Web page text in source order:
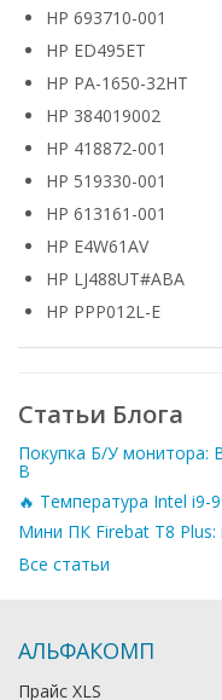
HP 693710-001
HP ED495ET
HP PA-1650-32HT
HP 384019002
HP 418872-001
HP 519330-001
HP 613161-001
HP E4W61AV
HP LJ488UT#ABA
HP PPP012L-E
Статьи Блога
Покупка Б/У монитора:
B
🔥 Температура Intel i9-
Мини ПК Firebat T8
Все статьи
АЛЬФАКОМП
Прайс XLS